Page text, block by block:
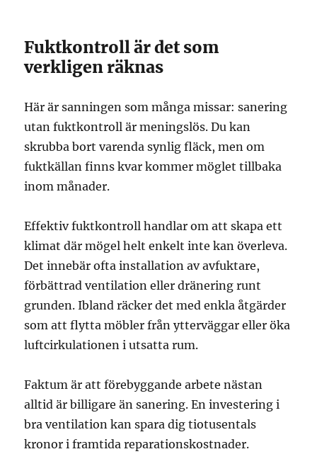
Fuktkontroll är det som
verkligen räknas
Här är sanningen som många missar: sanering
utan fuktkontroll är meningslös. Du kan
skrubba bort varenda synlig fläck, men om
fuktkällan finns kvar kommer möglet tillbaka
inom månader.
Effektiv fuktkontroll handlar om att skapa ett
klimat där mögel helt enkelt inte kan överleva.
Det innebär ofta installation av avfuktare,
förbättrad ventilation eller dränering runt
grunden. Ibland räcker det med enkla åtgärder
som att flytta möbler från ytterväggar eller öka
luftcirkulationen i utsatta rum.
Faktum är att förebyggande arbete nästan
alltid är billigare än sanering. En investering i
bra ventilation kan spara dig tiotusentals
kronor i framtida reparationskostnader.